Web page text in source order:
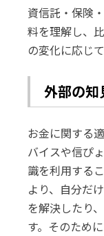
資信託・保険
料を理解し、
の変化に応じ
外部の知
お金に関する
バイスや信ぴ
識を利用する
より、自分だ
を解決したり
す。そのため